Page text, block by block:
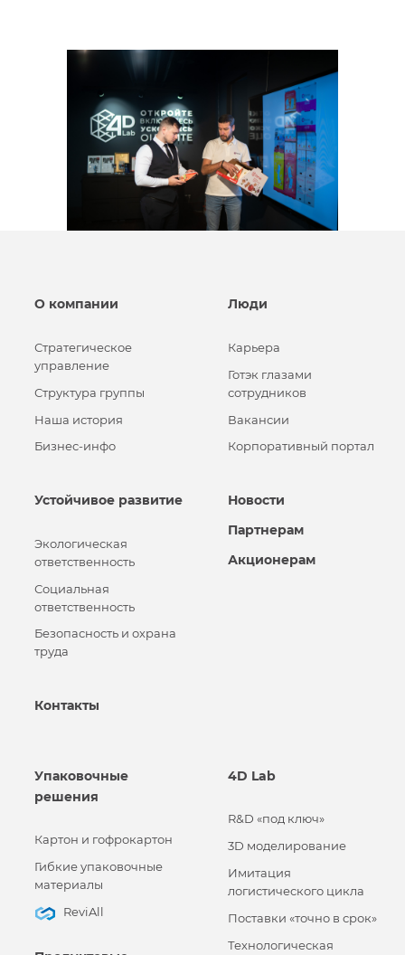
О компании
Стратегическое
управление
Структура группы
Наша история
Бизнес-инфо
Люди
Карьера
Готэк глазами
сотрудников
Вакансии
Корпоративный портал
Устойчивое развитие
Экологическая
ответственность
Социальная
ответственность
Безопасность и охрана
труда
Новости
Партнерам
Акционерам
Контакты
Упаковочные
решения
Картон и гофрокартон
Гибкие упаковочные
материалы
ReviAll
4D Lab
R&D «под ключ»
3D моделирование
Имитация
логистического цикла
Поставки «точно в срок»
Технологическая